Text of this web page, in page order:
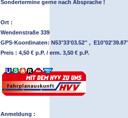
Sondertermine gerne nach Absprache !
Ort :
Wendenstraße 339
GPS-Koordinaten: N53°33'03.52'' ,
Preis : 4,50 € p.P. / erm. 3,50 € p.P.
Anmeldung :